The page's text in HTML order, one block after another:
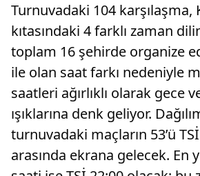
Turnuvadaki 104 karşılaşma,
kıtasındaki 4 farklı zaman
toplam 16 şehirde organize
ile olan saat farkı nedeniyle
saatleri ağırlıklı olarak gece
ışıklarına denk geliyor.
turnuvadaki maçların 53’ü
arasında ekrana gelecek. En